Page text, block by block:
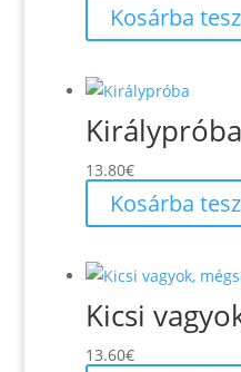
price
was:
price
is:
Kosárba
Királypróba
13.80€
Kosárba
Kicsi
13.60€